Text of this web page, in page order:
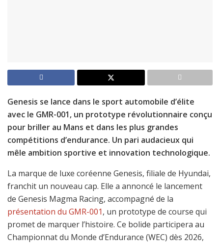
Genesis se lance dans le sport automobile d’élite
avec le GMR-001, un prototype révolutionnaire conçu
pour briller au Mans et dans les plus grandes
compétitions d’endurance. Un pari audacieux qui
mêle ambition sportive et innovation technologique.
La marque de luxe coréenne Genesis, filiale de Hyundai,
franchit un nouveau cap. Elle a annoncé le lancement
de Genesis Magma Racing, accompagné de la
présentation du GMR-001, un prototype de course qui
promet de marquer l’histoire. Ce bolide participera au
Championnat du Monde d’Endurance (WEC) dès 2026,